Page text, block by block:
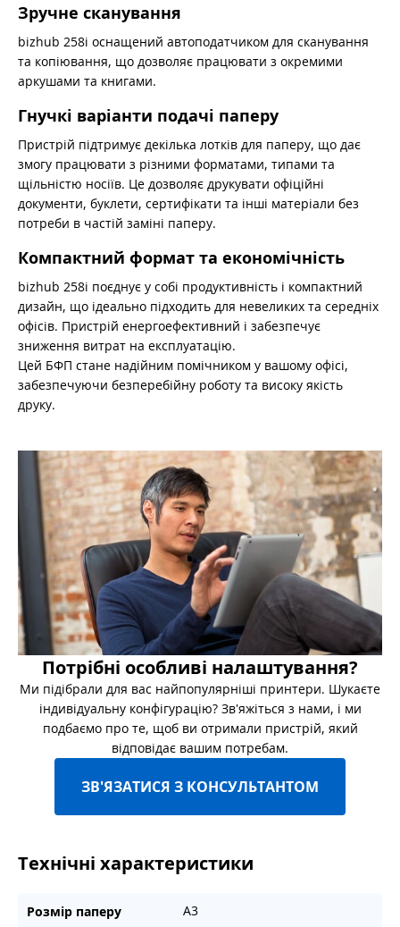
Зручне сканування
bizhub 258i оснащений автоподатчиком для сканування
та копіювання, що дозволяє працювати з окремими
аркушами та книгами.
Гнучкі варіанти подачі паперу
Пристрій підтримує декілька лотків для паперу, що дає
змогу працювати з різними форматами, типами та
щільністю носіїв. Це дозволяє друкувати офіційні
документи, буклети, сертифікати та інші матеріали без
потреби в частій заміні паперу.
Компактний формат та економічність
bizhub 258i поєднує у собі продуктивність і компактний
дизайн, що ідеально підходить для невеликих та середніх
офісів. Пристрій енергоефективний і забезпечує
зниження витрат на експлуатацію.
Цей БФП стане надійним помічником у вашому офісі,
забезпечуючи безперебійну роботу та високу якість
друку.
Потрібні особливі налаштування?
Ми підібрали для вас найпопулярніші принтери. Шукаєте
індивідуальну конфігурацію? Зв'яжіться з нами, і ми
подбаємо про те, щоб ви отримали пристрій, який
відповідає вашим потребам.
ЗВ'ЯЗАТИСЯ З КОНСУЛЬТАНТОМ
Технічні характеристики
Розмір паперу A3